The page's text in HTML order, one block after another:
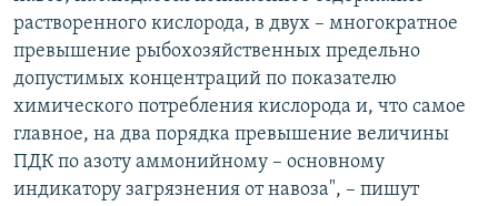
растворенного кислорода, в двух – многократное
превышение рыбохозяйственных предельно
допустимых концентраций по показателю
химического потребления кислорода и, что самое
главное, на два порядка превышение величины
ПДК по азоту аммонийному – основному
индикатору загрязнения от навоза", – пишут